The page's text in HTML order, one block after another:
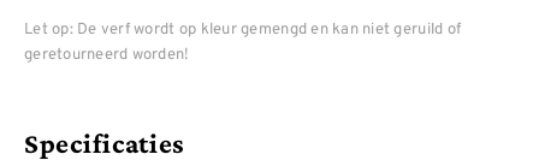
Let op: De verf wordt op kleur gemengd en kan niet geruild of
geretourneerd worden!
Specificaties